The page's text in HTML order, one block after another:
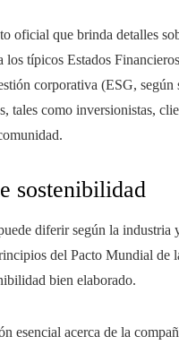
oficial que brinda detalles
típicos Estados
corporativa (ESG,
tales como inversionistas,
sostenibilidad
diferir según la industria
del Pacto Mundial de
bien elaborado.
esencial acerca de la